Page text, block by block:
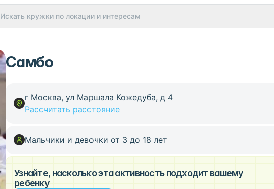
Искать кружки по локации и интересам
Самбо
г Москва, ул Маршала Кожедуба, д 4
Рассчитать расстояние
Мальчики и девочки от 3 до 18 лет
Узнайте, насколько эта активность подходит вашему
ребенку